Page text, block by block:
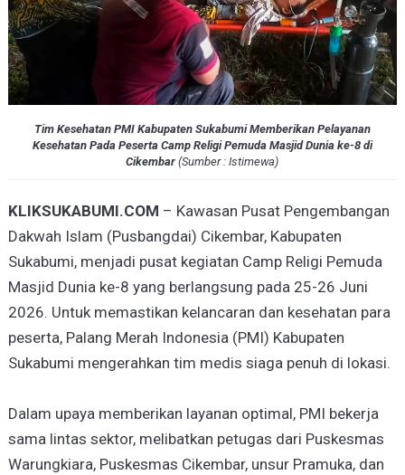
Tim Kesehatan PMI Kabupaten Sukabumi Memberikan Pelayanan
Kesehatan Pada Peserta Camp Religi Pemuda Masjid Dunia ke-8 di
Cikembar (Sumber : Istimewa)
KLIKSUKABUMI.COM – Kawasan Pusat Pengembangan
Dakwah Islam (Pusbangdai) Cikembar, Kabupaten
Sukabumi, menjadi pusat kegiatan Camp Religi Pemuda
Masjid Dunia ke-8 yang berlangsung pada 25-26 Juni
2026. Untuk memastikan kelancaran dan kesehatan para
peserta, Palang Merah Indonesia (PMI) Kabupaten
Sukabumi mengerahkan tim medis siaga penuh di lokasi.
Dalam upaya memberikan layanan optimal, PMI bekerja
sama lintas sektor, melibatkan petugas dari Puskesmas
Warungkiara, Puskesmas Cikembar, unsur Pramuka, dan